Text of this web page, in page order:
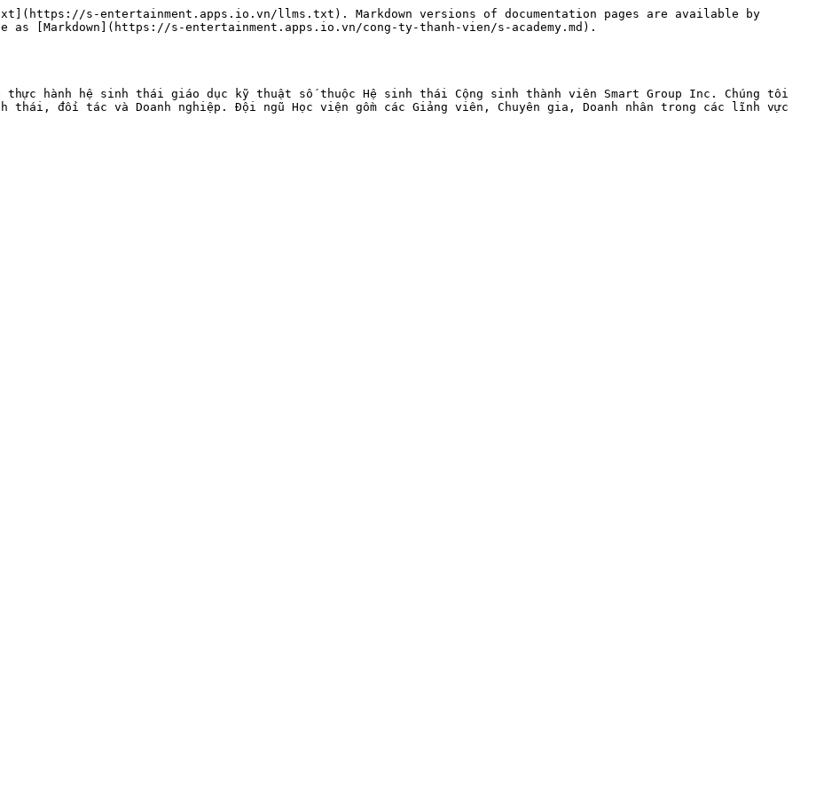
s-entertainment.apps.io.vn/llms.txt). Markdown versions of documentation pages are available by
[Markdown](https://s-entertainment.apps.io.vn/cong-ty-thanh-vien/s-academy.md).
thực hành hệ sinh thái giáo dục kỹ thuật số thuộc Hệ sinh thái Cộng sinh thành viên Smart Group Inc. Chúng tôi
thái, đối tác và Doanh nghiệp. Đội ngũ Học viện gồm các Giảng viên, Chuyên gia, Doanh nhân trong các lĩnh vực